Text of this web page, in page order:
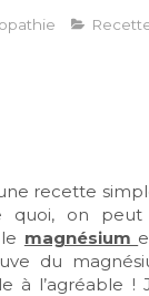
recette
quoi, on
magnésium
du
à l’agréable